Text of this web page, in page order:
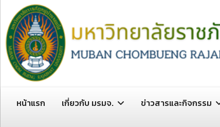
หน้าแรก เกี่ยวกับ มรมจ. ข่าวสารและกิจกรรม